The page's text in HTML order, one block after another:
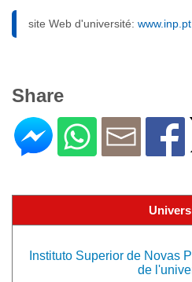
site Web d'université: www.inp.pt
Share
Instituto Superior de Novas
de